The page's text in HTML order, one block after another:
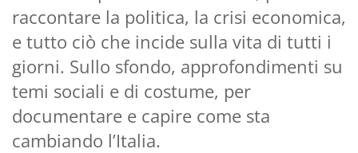
raccontare la politica, la crisi economica,
e tutto ciò che incide sulla vita di tutti i
giorni. Sullo sfondo, approfondimenti su
temi sociali e di costume, per
documentare e capire come sta
cambiando l’Italia.